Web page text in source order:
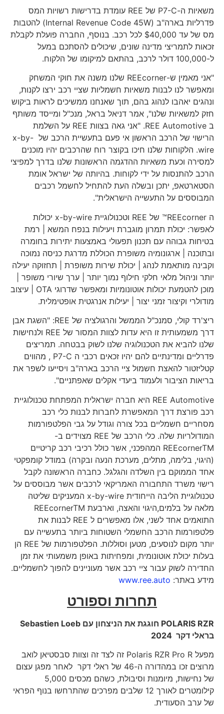
משאיות ה-P7-C של REE עומדת בדרישות רשויות המס
פדרליות בארה"ב (Internal Revenue Code 45W) להטבות
מס של עד $40,000 לכל רכב. בנוסף, החברה פועלת לקבלת
זכאות לתמריצי מדינה שונים, שיכולים להסתכם במעל
"אני מאמין ש-REEcorner שלנו משנה את חוקי המשחק
ומאפשר לנו לבנות משאיות חשמליות שציי רכב ירצו לקנות,
ונהגים יאהבו לנהוג בהם, תוך שאנחנו ממשיכים לראות ביקוש
חזק למשאיות שלנו", אמר דניאל בראל, מנכ"ל ומייסד משותף
ב REE Automotive. "אני גאה בצוות REE על השלמת
הרישוי של הרכב הראשון אי פעם בתעשיית הרכב של x-by-
wire. הלקוחות שלנו חיכו בקוצר רוח שהרכבים יהיו מוכנים
למסירה וכעת משאיות ההדגמה הראשונות שלנו בדרך למפיצי
הרכב להתנסות על ידי לקוחות. בהיותה של ישראל אומת
הסטארטאפ, יתכן ובשלה העת להתחיל לחשמל רכבים
המבוססים על התעשייה הישראלית".
ה REEcorner™ של REE וטכנולוגיית x-by-wire יכולות
לאפשר: יכולת תמרון מוגברת ויעילות בנפח המשא | רמת
בטיחות גבוהה עם תכנון תפעולי באמצעות יתירות בחומרה
ובתוכנה | ארגונומיה משופרת הכוללת מדרגת כניסה נמוכה
וקבינה מותאמת לנהג | יכולת שירות משופרת | תחזוקה יעילה
יותר וניהול מלאי חלקי חילוף נמוך יותר | ערך שיורי משופר |
מוכן להטמעת יכולות אוטונומיות ומאפשר שדרוגי OTA | עיצוב
מודולרי וקיצור זמני יצור | יעילות אנרגטית אופטימלית.
ריצ'רד קולי, סמנכ"ל הממשל והרגולציה של REE: "השגת אבן
דרך משמעותית זו היא עדות לצוות המסור של REE ולנחישות
שלנו להביא את הטכנולוגיה שלנו לשוק בבטחה. תמריצים
פדרליים ומדינתיים להם יהיו זכאים רכבי ה P7-C , מהווים
קטליזטור להאצת חשמול ציי הרכב בארה"ב ויסייעו לשפר את
בריאות הציבור ולעמוד ביעדי אקלים שאפתניים".
REE Automotive היא חברה ישראלית המפתחת טכנולוגיית
רכב פורצת דרך המאפשרת לחברות לבנות כלי רכב
מסחריים חשמליים בכל צורה וגודל על גבי הפלטפורמות
המודולריות שלה. כלי הרכב של REE מצוידים ב-
REEcornerTM המהפכני, אשר כולל רכיבי רכב קריטיים
(היגוי, בלימה, מתלים, מערכת הנעה ובקרה) במודל קומפקטי
אחד הממוקם בין השלדה והגלגל. כחברה הראשונה לקבל
רישוי משרד התחבורה האמריקאי לרכבים אשר מבוססים על
טכנולוגיית הליבה הייחודית x-by-wire המעניקים שליטה
מלאה על בלמים,היגוי והאצה, וארבעת REEcornerTM
התואמים אחד לשני, אלו מאפשרים ל REE לבנות את
פלטפורמות הרכב החשמלי השטוחות ביותר בתעשייה עם
יותר מקום לנוסעים, מטען וסוללות. הפלטפורמות של REE הן
בעלות יכולת אוטונומית, ומפחיתות באופן משמעותי את זמן
החדירה לשוק עבור ציי רכב אשר מעוניינים להפוך לחשמליים.
מידע באתר:www.ree.auto
תחרות וספורט
POLARIS RZRחוגגת את הניצחון עםSebastien Loeb
בראלי דקר 2024
מפעל Polaris RZR Pro R זה לצד זה וצוות סבסטיאן לואב
מרוצים זכו במהדורה ה-46 של ראלי דקר לאחר מפגן עצום
של נחישות, מיומנות וסיבולת, כשהם מכסים 5,000
קילומטרים לאורך 12 שלבים מפרכים שהתרחשו בנוף הפראי
של ערב הסעודית.